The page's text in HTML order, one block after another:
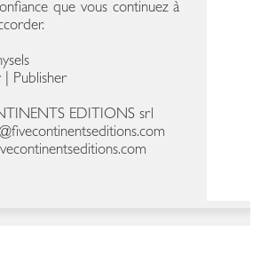
que vous continuez à
| Publisher
EDITIONS srl